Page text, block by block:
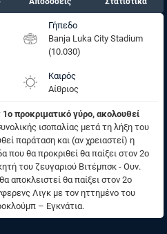
Γήπεδο
Banja Luka City Stadium
(10.030)
Καιρός
Αίθριος
προκριματικό γύρο, ακολουθεί
ισοπαλίας μετά τη λήξη του
παράταση και (αν χρειαστεί) η
που θα προκριθεί θα παίξει στον 2ο
του ζευγαριού Βιτέμπσκ - Ουν.
αποκλειστεί θα παίξει στον 2ο
Λιγκ με τον ηττημένο του
– Εγκνάτια.